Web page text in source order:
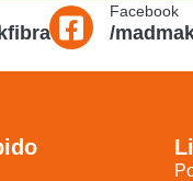
Facebook
/